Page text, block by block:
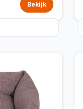
Bekijk